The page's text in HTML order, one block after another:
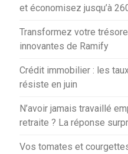
et économisez jusqu’à
Transformez votre
innovantes de Ramify
Crédit immobilier : les
résiste en juin
N’avoir jamais travaillé
retraite ? La réponse
Vos tomates et